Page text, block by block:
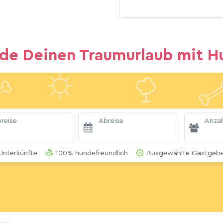
Deinen Traumurlaub mit
Abreise
100% hundefreundlich Ausgewählte